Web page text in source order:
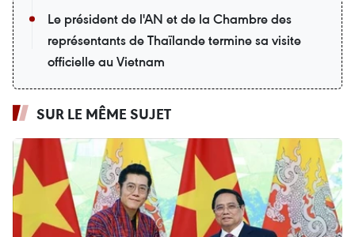
Le président de l'AN et de la Chambre des
représentants de Thaïlande termine sa visite
officielle au Vietnam
SUR LE MÊME SUJET